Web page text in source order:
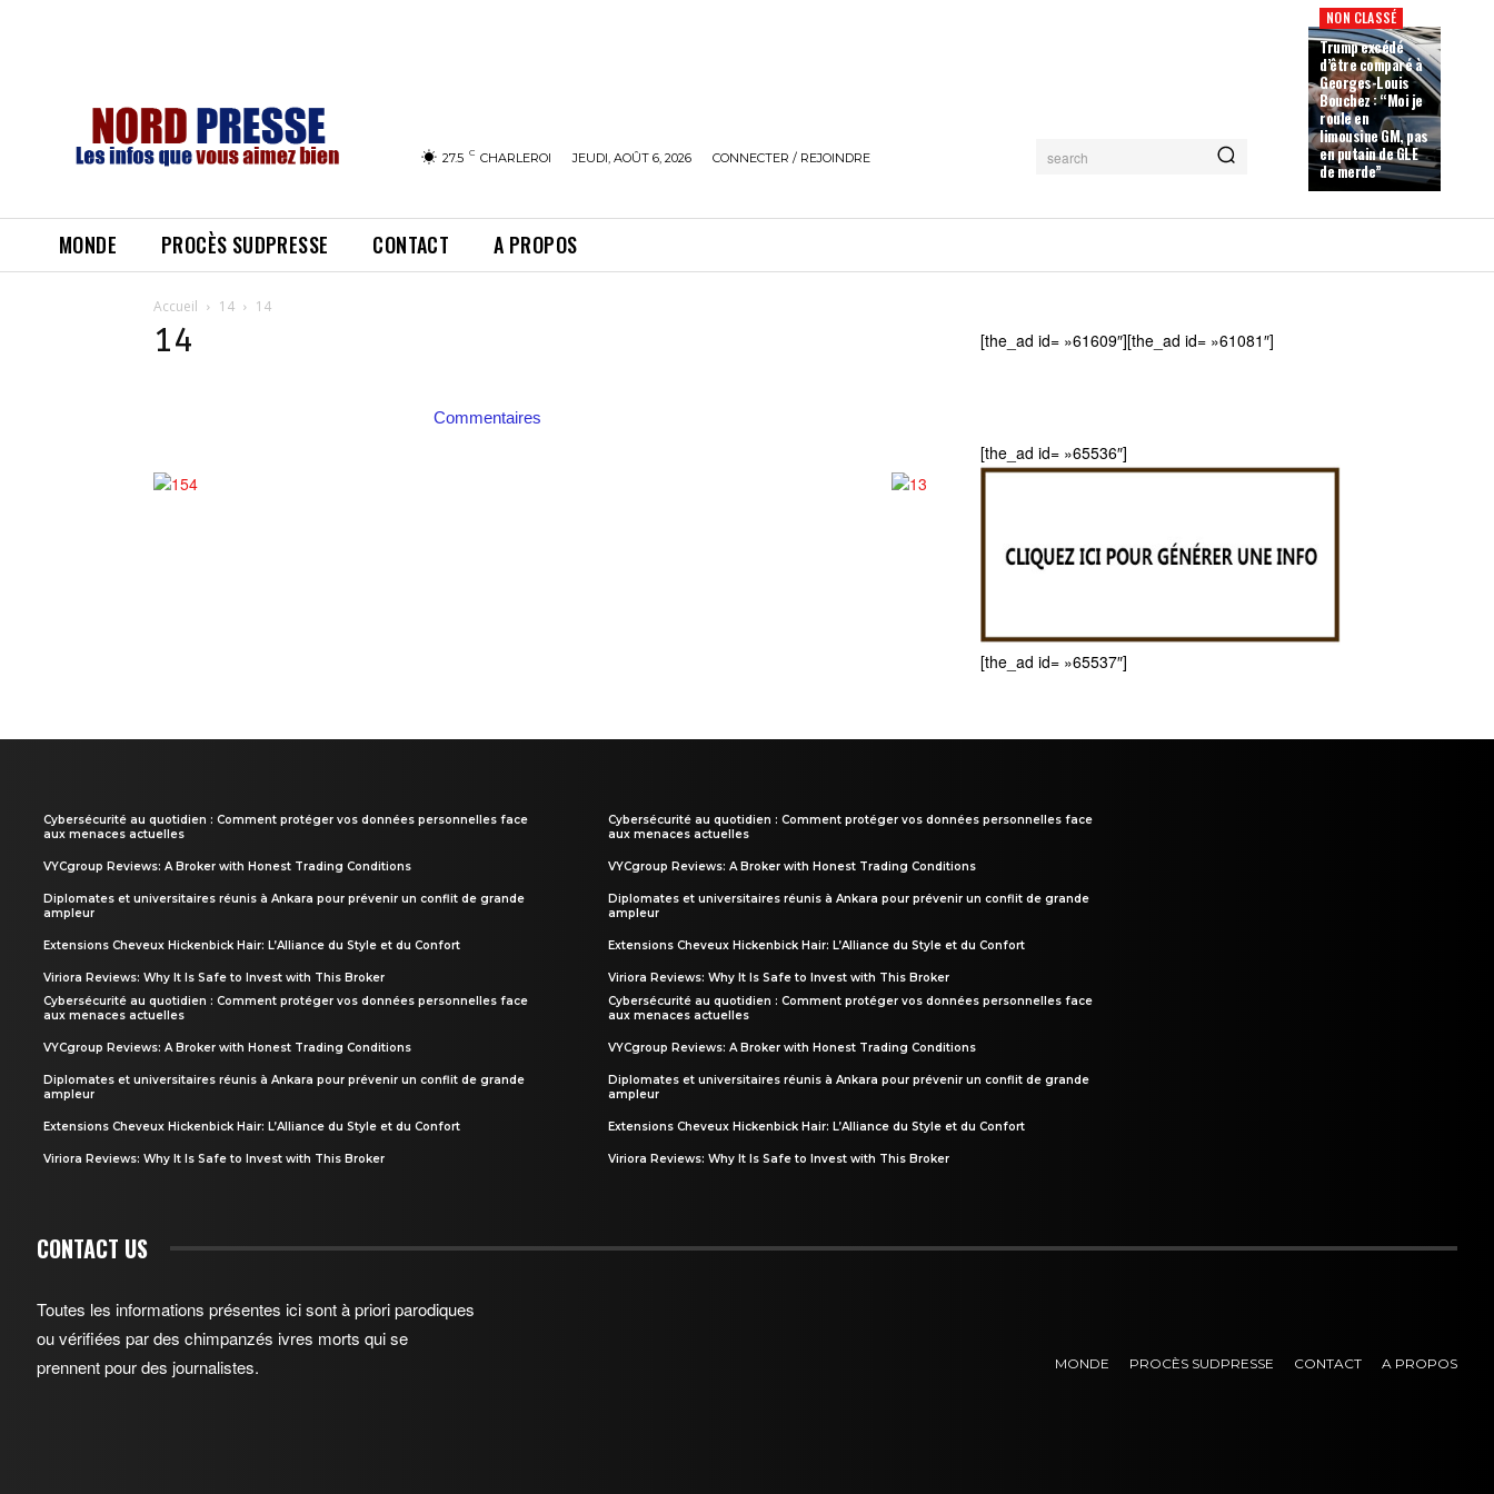
27.5 C CHARLEROI JEUDI, AOÛT 6, 2026 CONNECTER / REJOINDRE search
NON CLASSÉ
Trump excédé
d’être comparé à
Georges-Louis
Bouchez : “Moi je
roule en
limousine GM, pas
en putain de GLE
de merde”
MONDE PROCÈS SUDPRESSE CONTACT A PROPOS
Accueil 14 14
14
Commentaires
[the_ad id= »61609″][the_ad id= »61081″]
[the_ad id= »65536″]
[the_ad id= »65537″]
Cybersécurité au quotidien : Comment protéger vos données personnelles face
aux menaces actuelles
VYCgroup Reviews: A Broker with Honest Trading Conditions
Diplomates et universitaires réunis à Ankara pour prévenir un conflit de grande
ampleur
Extensions Cheveux Hickenbick Hair: L’Alliance du Style et du Confort
Viriora Reviews: Why It Is Safe to Invest with This Broker
Cybersécurité au quotidien : Comment protéger vos données personnelles face
aux menaces actuelles
VYCgroup Reviews: A Broker with Honest Trading Conditions
Diplomates et universitaires réunis à Ankara pour prévenir un conflit de grande
ampleur
Extensions Cheveux Hickenbick Hair: L’Alliance du Style et du Confort
Viriora Reviews: Why It Is Safe to Invest with This Broker
Cybersécurité au quotidien : Comment protéger vos données personnelles face
aux menaces actuelles
VYCgroup Reviews: A Broker with Honest Trading Conditions
Diplomates et universitaires réunis à Ankara pour prévenir un conflit de grande
ampleur
Extensions Cheveux Hickenbick Hair: L’Alliance du Style et du Confort
Viriora Reviews: Why It Is Safe to Invest with This Broker
Cybersécurité au quotidien : Comment protéger vos données personnelles face
aux menaces actuelles
VYCgroup Reviews: A Broker with Honest Trading Conditions
Diplomates et universitaires réunis à Ankara pour prévenir un conflit de grande
ampleur
Extensions Cheveux Hickenbick Hair: L’Alliance du Style et du Confort
Viriora Reviews: Why It Is Safe to Invest with This Broker
CONTACT US
Toutes les informations présentes ici sont à priori parodiques
ou vérifiées par des chimpanzés ivres morts qui se
prennent pour des journalistes.
MONDE PROCÈS SUDPRESSE CONTACT A PROPOS